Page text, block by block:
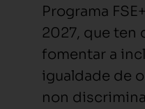
Programa
2027, que ten
fomentar a
igualdade de
non